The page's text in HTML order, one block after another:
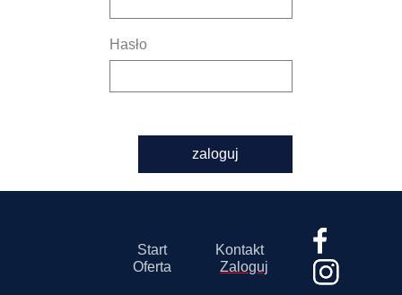
Hasło
zaloguj
Start
Kontakt
Oferta
Zaloguj